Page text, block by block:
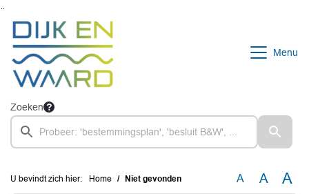
Menu
Zoeken
U bevindt zich hier: Home Niet gevonden A A A